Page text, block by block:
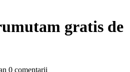
gratis de
0 comentarii